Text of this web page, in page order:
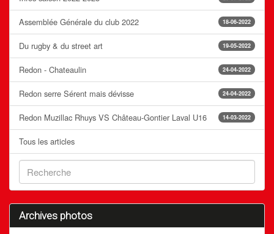
18-06-2022
Assemblée Générale du club 2022
19-05-2022
Du rugby & du street art
24-04-2022
Redon - Chateaulin
24-04-2022
Redon serre Sérent mais dévisse
14-03-2022
Redon Muzillac Rhuys VS Château-Gontier Laval U16
Tous les articles
Archives photos